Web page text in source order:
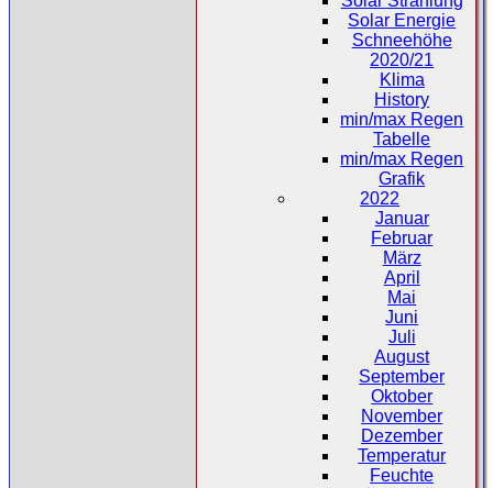
Solar Energie
Schneehöhe
2020/21
Klima
History
min/max Regen
Tabelle
min/max Regen
Grafik
2022
Januar
Februar
März
April
Mai
Juni
Juli
August
September
Oktober
November
Dezember
Temperatur
Feuchte